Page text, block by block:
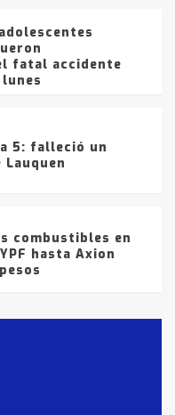
fatal accidente
5: falleció un
combustibles en
hasta Axion